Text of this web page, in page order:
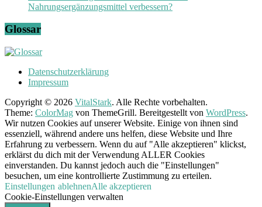
Nahrungsergänzungsmittel verbessern?
Glossar
Datenschutzerklärung
Impressum
Copyright © 2026 VitalStark. Alle Rechte vorbehalten.
Theme: ColorMag von ThemeGrill. Bereitgestellt von WordPress.
Wir nutzen Cookies auf unserer Website. Einige von ihnen sind
essenziell, während andere uns helfen, diese Website und Ihre
Erfahrung zu verbessern. Wenn du auf "Alle akzeptieren" klickst,
erklärst du dich mit der Verwendung ALLER Cookies
einverstanden. Du kannst jedoch auch die "Einstellungen"
besuchen, um eine kontrollierte Zustimmung zu erteilen.
Einstellungen ablehnenAlle akzeptieren
Cookie-Einstellungen verwalten